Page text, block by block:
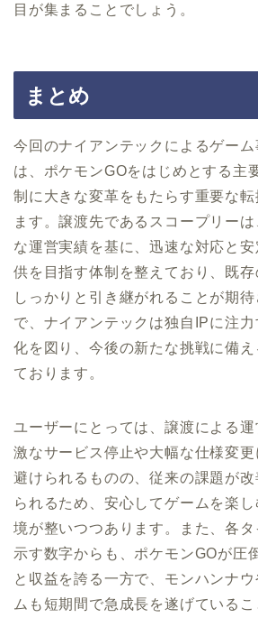
目が集まることでしょう。
まとめ
今回のナイアンテックによるゲー
は、ポケモンGOをはじめとする主
制に大きな変革をもたらす重要な転
ます。譲渡先であるスコープリー
な運営実績を基に、迅速な対応と
供を目指す体制を整えており、既
しっかりと引き継がれることが期
で、ナイアンテックは独自IPに注
化を図り、今後の新たな挑戦に備
ております。
ユーザーにとっては、譲渡による
激なサービス停止や大幅な仕様変
避けられるものの、従来の課題が
られるため、安心してゲームを楽
境が整いつつあります。また、各
示す数字からも、ポケモンGOが圧
と収益を誇る一方で、モンハンナ
ムも短期間で急成長を遂げている